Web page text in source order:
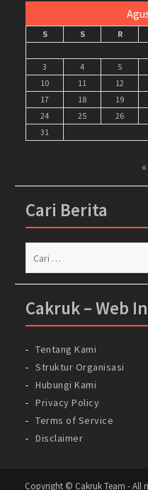
S S R
3
4 5
10
11 12
17
18 19
24
25 26
31
Cari Berita
Cakruk – Web
Tentang Kami
Struktur Organisasi
Hubungi Kami
Privacy Policy
Terms of Service
Disclaimer
Copyright © Cakruk Team - All